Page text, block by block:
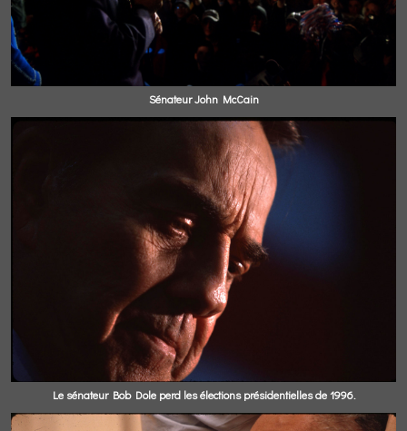
Sénateur John McCain
Le sénateur Bob Dole perd les élections présidentielles de 1996.